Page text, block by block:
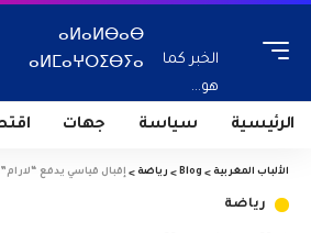
الخبر كما
هو...
ⴰⵍⴰⵍⴱⴰⴱ
ⴰⵍⵎⴰⵖⵔⵉⴱⵢⴰ
الرئيسية سياسة جهات
الألباب المغربية >
Blog
> رياضة > إقبال قياسي يدفع
رياضة